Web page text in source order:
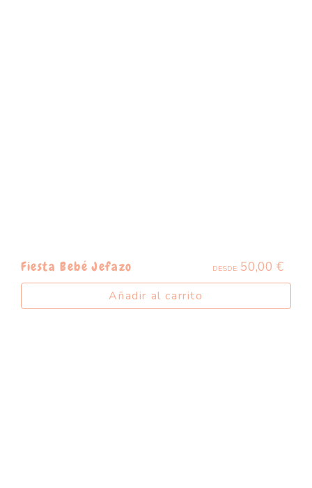
Fiesta Bebé Jefazo DESDE: 50,00€
Añadir al carrito